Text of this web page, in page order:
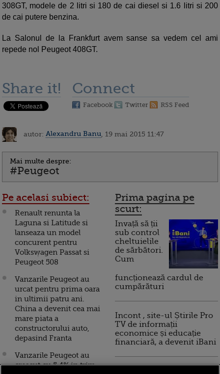
308GT, modele de 2 litri si 180 de cai diesel si 1.6 litri si 200
de cai putere benzina.
La Salonul de la Frankfurt avem sanse sa vedem cel ami
repede nol Peugeot 408GT.
Share it! Connect
Facebook Twitter RSS Feed
autor: Alexandru Banu , 19 mai 2015 11:47
Mai multe despre:
#Peugeot
Pe acelasi subiect:
Renault renunta la
Laguna si Latitude si
lanseaza un model
concurent pentru
Volkswagen Passat si
Peugeot 508
Vanzarile Peugeot au
urcat pentru prima oara
in ultimii patru ani.
China a devenit cea mai
mare piata a
constructorului auto,
depasind Franta
Vanzarile Peugeot au
crescut cu 5,4% in trim.
Prima pagina pe
scurt:
Invață să ții
sub control
cheltuielile
de sărbători.
Cum
funcționează cardul de
cumpărături
Incont , site-ul Știrile Pro
TV de informații
economice și educație
financiară, a devenit iBani